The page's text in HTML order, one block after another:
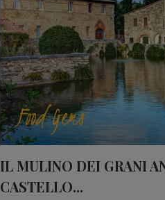
Food Gems
IL MULINO DEI GRANI
CASTELLO...